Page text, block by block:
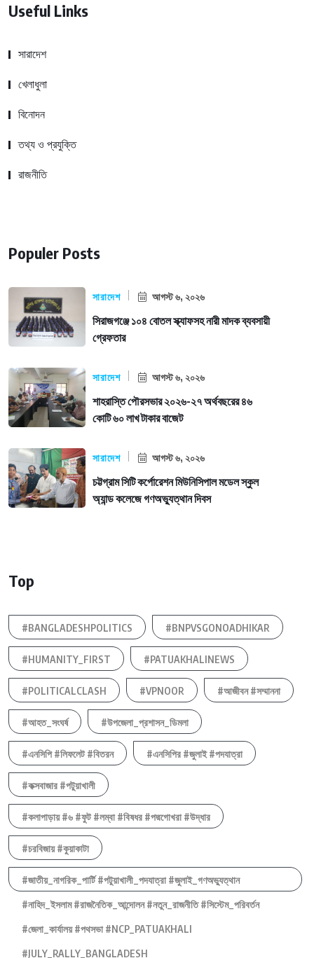
Useful Links
সারাদেশ
খেলাধুলা
বিনোদন
তথ্য ও প্রযুক্তি
রাজনীতি
Populer Posts
সারাদেশ আগস্ট ৬, ২০২৬
সিরাজগঞ্জে ১০৪ বোতল স্ক্যাফসহ নারী মাদক ব্যবসায়ী
গ্রেফতার
সারাদেশ আগস্ট ৬, ২০২৬
শাহরাস্তি পৌরসভার ২০২৬-২৭ অর্থবছরের ৪৬
কোটি ৬০ লাখ টাকার বাজেট
সারাদেশ আগস্ট ৬, ২০২৬
চট্টগ্রাম সিটি কর্পোরেশন মিউনিসিপাল মডেল স্কুল
অ্যান্ড কলেজে গণঅভ্যুত্থান দিবস
Top
#BANGLADESHPOLITICS #BNPVSGONOADHIKAR
#HUMANITY_FIRST #PATUAKHALINEWS
#POLITICALCLASH #VPNOOR #আজীবন #সম্মাননা
#আহত_সংঘর্ষ #উপজেলা_প্রশাসন_ডিমলা
#এনসিপি #লিফলেট #বিতরন #এনসিপির #জুলাই #পদযাত্রা
#কক্সবাজার #পটুয়াখালী
#কলাপাড়ায় #৬ #ফুট #লম্বা #বিষধর #পদ্মগোখরা #উদ্ধার
#চরবিজায় #কুয়াকাটা
#জাতীয়_নাগরিক_পার্টি #পটুয়াখালী_পদযাত্রা #জুলাই_গণঅভ্যুত্থান
#নাহিদ_ইসলাম #রাজনৈতিক_আন্দোলন #নতুন_রাজনীতি #সিস্টেম_পরিবর্তন
#জেলা_কার্যালয় #পথসভা #NCP_PATUAKHALI
#JULY_RALLY_BANGLADESH